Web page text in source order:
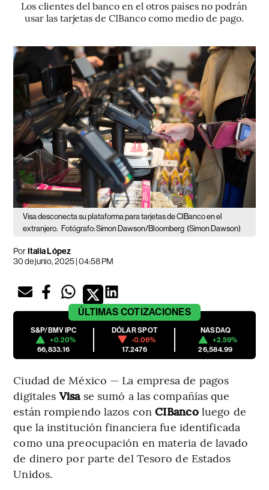
Los clientes del banco en el otros países no podrán
usar las tarjetas de CIBanco como medio de pago.
Visa desconecta su plataforma para tarjetas de CIBanco en el
extranjero. Fotógrafo: Simon Dawson/Bloomberg (Simon Dawson)
PorItalia López
30 de junio, 2025 | 04:58 PM
ÚLTIMAS COTIZACIONES
S&P/BMV IPC
+0.20%
66,833.16
DÓLAR SPOT
-0.06%
17.2476
NASDAQ
+2.59%
26,584.99
Ciudad de México — La empresa de pagos
digitales Visa se sumó a las compañías que
están rompiendo lazos con CIBancoluego de
que la institución financiera fue identificada
como una preocupación en materia de lavado
de dinero por parte del Tesoro de Estados
Unidos.